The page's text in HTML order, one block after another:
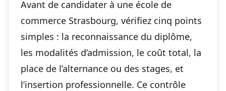
Avant de candidater à une école de
commerce Strasbourg, vérifiez cinq points
simples : la reconnaissance du diplôme,
les modalités d’admission, le coût total, la
place de l’alternance ou des stages, et
l’insertion professionnelle. Ce contrôle